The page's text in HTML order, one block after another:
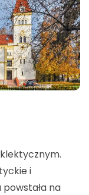
i
na